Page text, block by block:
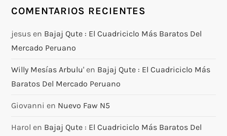
COMENTARIOS RECIENTES
jesus en Bajaj Qute : El Cuadriciclo Más Baratos Del
Mercado Peruano
Willy Mesías Arbulu' en Bajaj Qute : El Cuadriciclo Más
Baratos Del Mercado Peruano
Giovanni en Nuevo Faw N5
Harol en Bajaj Qute : El Cuadriciclo Más Baratos Del